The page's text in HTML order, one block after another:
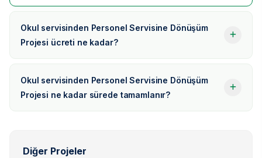
Okul servisinden Personel Servisine Dönüşüm
Projesi ücreti ne kadar?
Okul servisinden Personel Servisine Dönüşüm
Projesi ne kadar sürede tamamlanır?
Diğer Projeler